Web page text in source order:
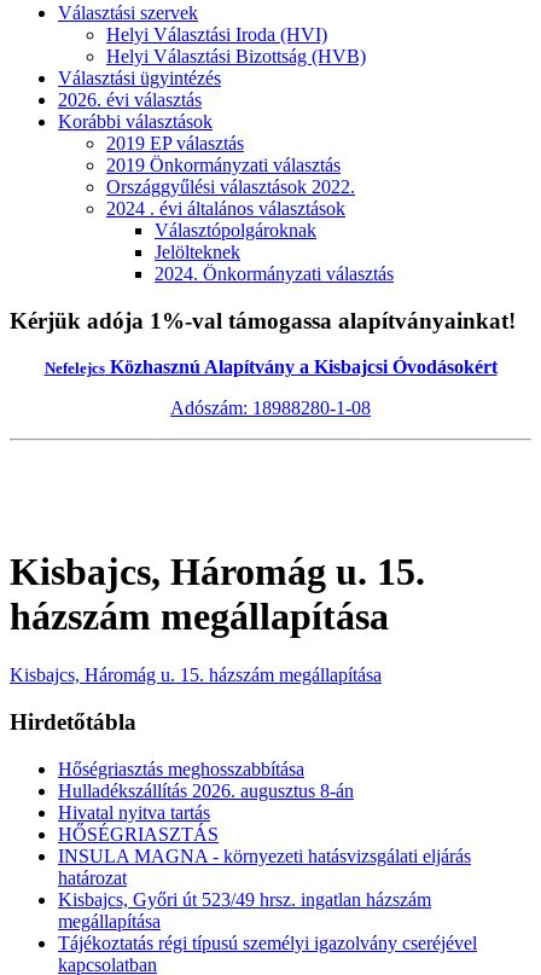
Választási szervek
Helyi Választási Iroda (HVI)
Helyi Választási Bizottság (HVB)
Választási ügyintézés
2026. évi választás
Korábbi választások
2019 EP választás
2019 Önkormányzati választás
Országgyűlési választások 2022.
2024 . évi általános választások
Választópolgároknak
Jelölteknek
2024. Önkormányzati választás
Kérjük adója 1%-val támogassa alapítványainkat!
NefelejcsKözhasznú Alapítvány a Kisbajcsi Óvodásokért
Adószám: 18988280-1-08
Kisbajcs, Háromág u. 15.
házszám megállapítása
Kisbajcs, Háromág u. 15. házszám megállapítása
Hirdetőtábla
Hőségriasztás meghosszabbítása
Hulladékszállítás 2026. augusztus 8-án
Hivatal nyitva tartás
HŐSÉGRIASZTÁS
INSULA MAGNA - környezeti hatásvizsgálati eljárás
határozat
Kisbajcs, Győri út 523/49 hrsz. ingatlan házszám
megállapítása
Tájékoztatás régi típusú személyi igazolvány cseréjével
kapcsolatban